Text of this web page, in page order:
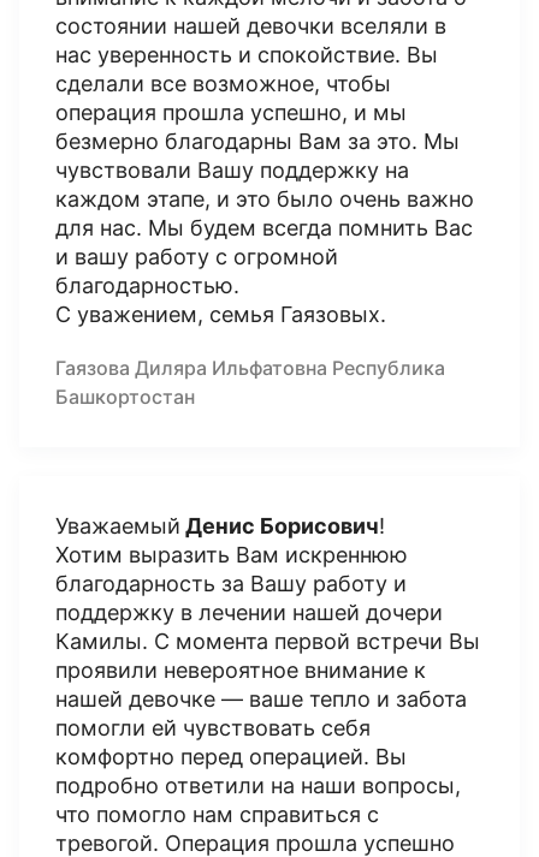
состоянии нашей девочки вселяли в
нас уверенность и спокойствие. Вы
сделали все возможное, чтобы
операция прошла успешно, и мы
безмерно благодарны Вам за это. Мы
чувствовали Вашу поддержку на
каждом этапе, и это было очень важно
для нас. Мы будем всегда помнить Вас
и вашу работу с огромной
благодарностью.
С уважением, семья Гаязовых.
Гаязова Диляра Ильфатовна Республика
Башкортостан
Уважаемый Денис Борисович!
Хотим выразить Вам искреннюю
благодарность за Вашу работу и
поддержку в лечении нашей дочери
Камилы. С момента первой встречи Вы
проявили невероятное внимание к
нашей девочке — ваше тепло и забота
помогли ей чувствовать себя
комфортно перед операцией. Вы
подробно ответили на наши вопросы,
что помогло нам справиться с
тревогой. Операция прошла успешно